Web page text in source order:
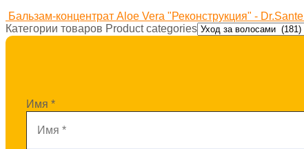
Бальзам-концентрат Aloe Vera "Реконструкция" - Dr.Sante
Категории товаров Product categories
Имя *